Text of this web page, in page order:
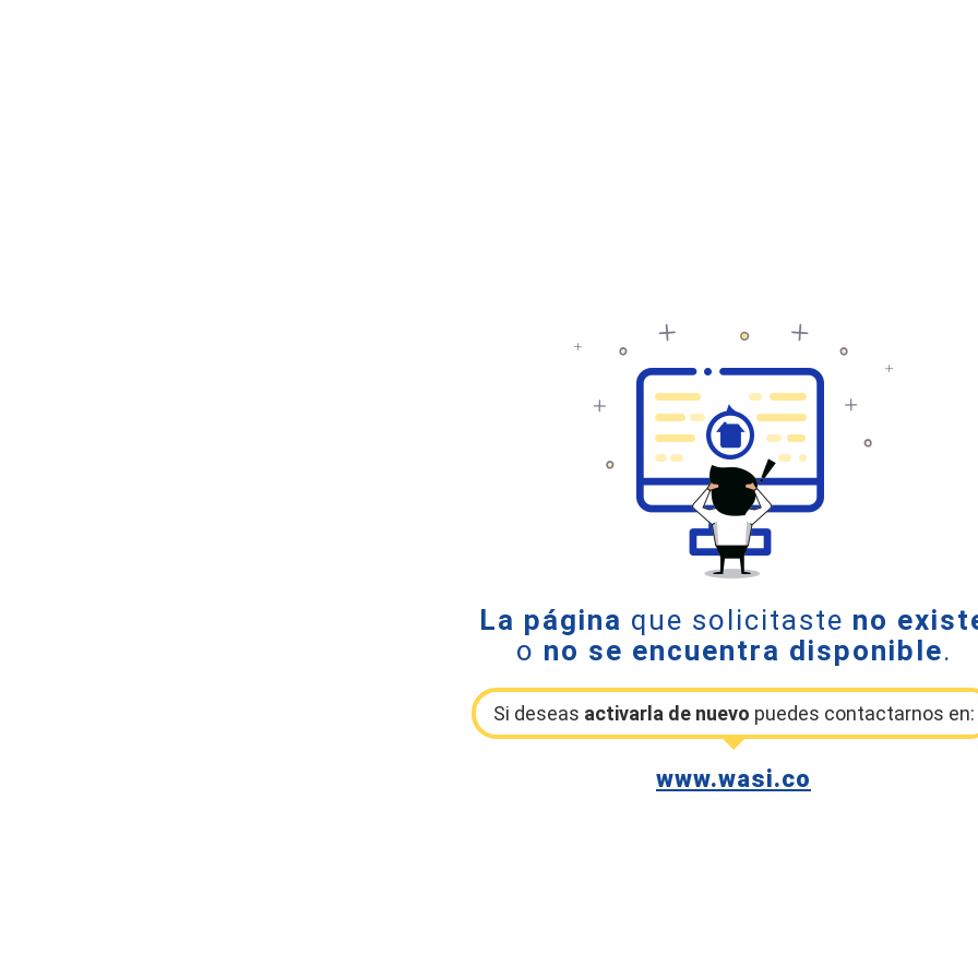
La página que solicitaste no
o no se encuentra disponible.
Si deseas activarla de nuevo puedes contactarnos en:
www.wasi.co